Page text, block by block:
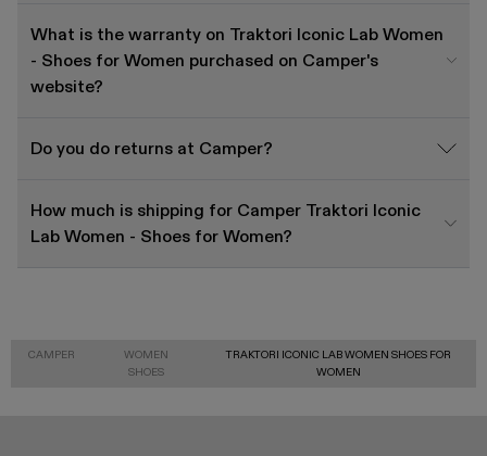
What is the warranty on Traktori Iconic Lab Women
- Shoes for Women purchased on Camper's
website?
Do you do returns at Camper?
How much is shipping for Camper Traktori Iconic
Lab Women - Shoes for Women?
CAMPER
WOMEN
SHOES
TRAKTORI ICONIC LAB WOMEN SHOES FOR
WOMEN